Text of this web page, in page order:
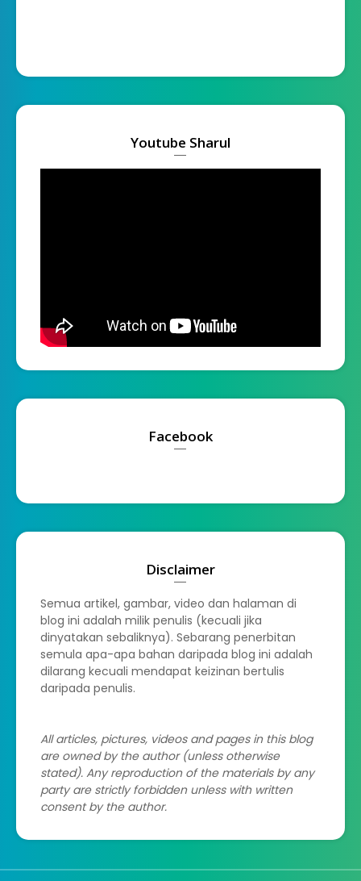
Youtube Sharul
Facebook
Disclaimer
Semua artikel, gambar, video dan halaman di
blog ini adalah milik penulis (kecuali jika
dinyatakan sebaliknya). Sebarang penerbitan
semula apa-apa bahan daripada blog ini adalah
dilarang kecuali mendapat keizinan bertulis
daripada penulis.
All articles, pictures, videos and pages in this blog
are owned by the author (unless otherwise
stated). Any reproduction of the materials by any
party are strictly forbidden unless with written
consent by the author.